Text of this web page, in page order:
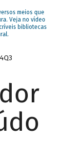
meios que
Veja no vídeo
bibliotecas